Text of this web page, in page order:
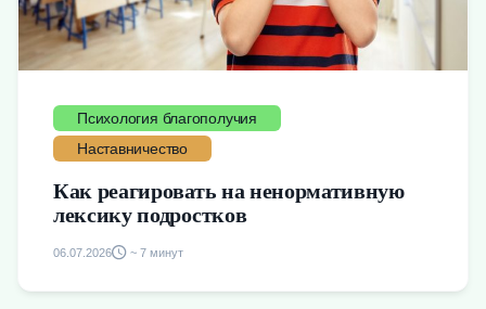
Психология благополучия
Наставничество
Как реагировать на ненормативную
лексику подростков
06.07.2026 ~ 7 минут